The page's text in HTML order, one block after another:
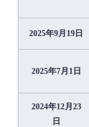
2025年9月19日
2025年7月1日
2024年12月23
日